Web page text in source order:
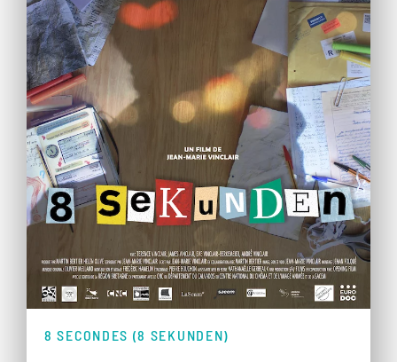
8 SECONDES (8 SEKUNDEN)